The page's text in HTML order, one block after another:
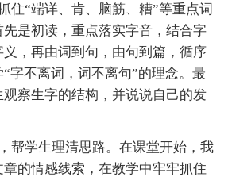
住“端详、肯、脑筋、糟”等重点词
是初读，重点落实字音，结合字
，再由词到句，由句到篇，循序
字不离词，词不离句”的理念。最
察生字的结构，并说说自己的发
帮学生理清思路。在课堂开始，我
的情感线索，在教学中牢牢抓住